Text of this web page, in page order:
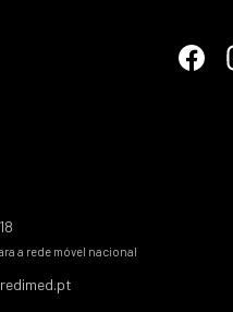
a rede móvel nacional